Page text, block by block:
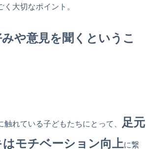
く大切なポイント。
や意見を聞くというこ
触れている子どもたちにとって、
足元
モチベーション向上に繋